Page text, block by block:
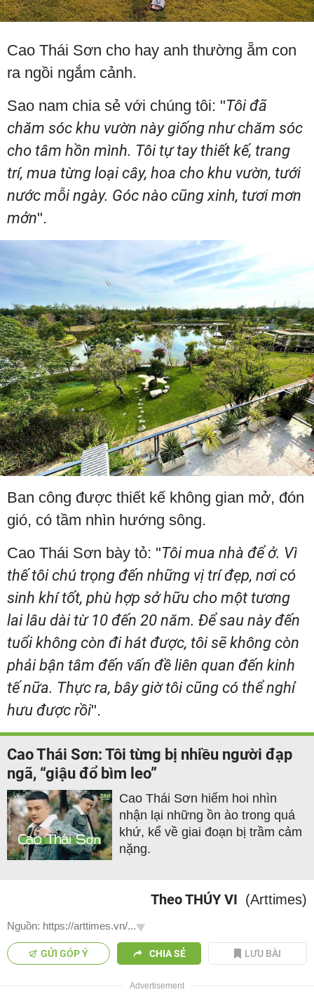
Cao Thái Sơn cho hay anh thường ẵm con
ra ngồi ngắm cảnh.
Sao nam chia sẻ với chúng tôi: "Tôi đã
chăm sóc khu vườn này giống như chăm sóc
cho tâm hồn mình. Tôi tự tay thiết kế, trang
trí, mua từng loại cây, hoa cho khu vườn, tưới
nước mỗi ngày. Góc nào cũng xinh, tươi mơn
mởn".
Ban công được thiết kế không gian mở, đón
gió, có tầm nhìn hướng sông.
Cao Thái Sơn bày tỏ: "Tôi mua nhà để ở. Vì
thế tôi chú trọng đến những vị trí đẹp, nơi có
sinh khí tốt, phù hợp sở hữu cho một tương
lai lâu dài từ 10 đến 20 năm. Để sau này đến
tuổi không còn đi hát được, tôi sẽ không còn
phải bận tâm đến vấn đề liên quan đến kinh
tế nữa. Thực ra, bây giờ tôi cũng có thể nghỉ
hưu được rồi".
Cao Thái Sơn: Tôi từng bị nhiều người đạp
ngã, “giậu đổ bìm leo”
Cao Thái Sơn hiếm hoi nhìn
nhận lại những ồn ào trong quá
khứ, kể về giai đoạn bị trầm cảm
nặng.
Theo THÚY VI (Arttimes)
Nguồn: https://arttimes.vn/...
GỬI GÓP Ý CHIA SẺ LƯU BÀI